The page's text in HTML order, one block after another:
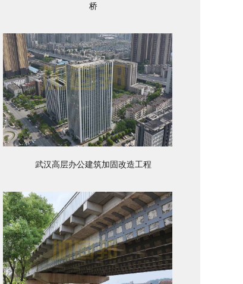
桥
武汉高层办公建筑加固改造工程